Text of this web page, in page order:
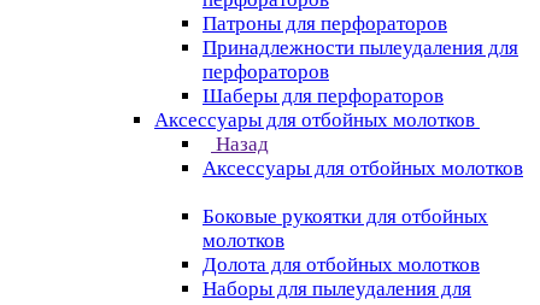
Патроны для перфораторов
Принадлежности пылеудаления для
перфораторов
Шаберы для перфораторов
Аксессуары для отбойных молотков
Назад
Аксессуары для отбойных молотков
Боковые рукоятки для отбойных
молотков
Долота для отбойных молотков
Наборы для пылеудаления для